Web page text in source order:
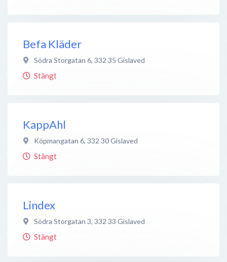
Befa Kläder
Södra Storgatan 6, 332 35 Gislaved
Stängt
KappAhl
Köpmangatan 6, 332 30Gislaved
Stängt
Lindex
Södra Storgatan 3, 332 33 Gislaved
Stängt